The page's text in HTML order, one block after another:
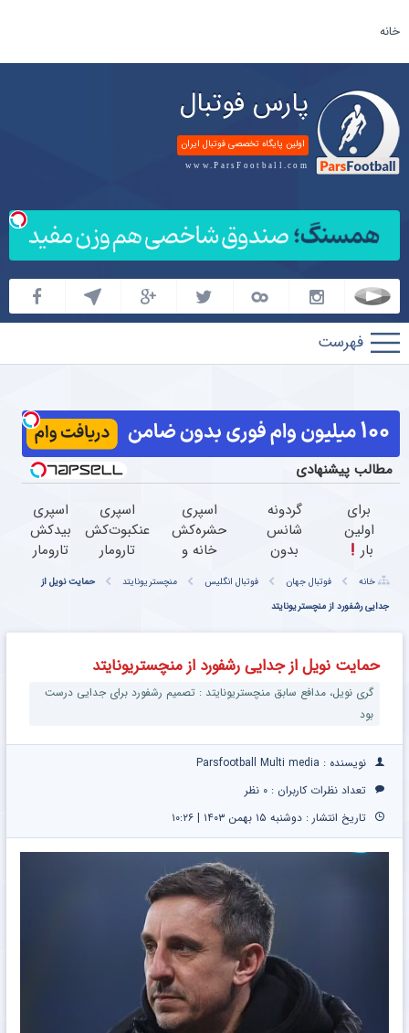
خانه
پارس فوتبال
اولین پایگاه تخصصی فوتبال ایران
www.ParsFootball.com
پارس
فوتبال
مطالب پیشنهادی
برای
اولین
بار
یک
چربیسوز
لاغری
در صدا
و سیما
گردونه
شانس
بدون
PS5 تا
آیفون17
و بیت
اسپری
حشره‌کش
خانه و
خانگی،
انواع
خانگی و
آفات
اسپری
عنکبوت‌‌کش
تارومار
انواع
اسپری
بیدکش
تارومار
اثرفوری
محافظ
مقابل
خانه فوتبال جهان فوتبال انگلیس منچستریونایتد
حمایت نویل از
جدایی رشفورد از منچستریونایتد
حمایت نویل از جدایی رشفورد از منچستریونایتد
گری نویل، مدافع سابق منچستریونایتد : تصمیم رشفورد برای جدایی درست
بود
نویسنده : Parsfootball Multi media
تعداد نظرات کاربران : ۰ نظر
تاریخ انتشار : دوشنبه ۱۵ بهمن ۱۴۰۳ | ۱۰:۲۶